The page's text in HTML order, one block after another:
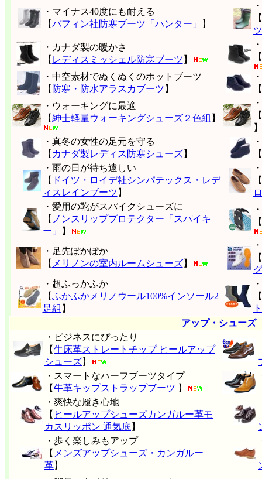
・マイナス40度にも耐える
【バフィン社防寒ブーツ「ハンター」 】
【
ツ
・カナダ製の暖かさ
【 レディスミッシェル防寒ブーツ 】
【
・中空素材でぬくぬくのホットブーツ
【 防寒・防水アラスカブーツ 】
【
・ウォーキングに最適
【紳士軽量ウォーキングシューズ２色組 】
【
】
・真冬の女性の足元を守る
【 カナダ製レディス防寒シューズ】
【
・雨の日が待ち遠しい
【 ドイツ・ロイデ社シンパテックス・レデ
ィスレインブーツ 】
【
・愛用の靴がスパイクシューズに
【 ノンスリッププロテクター「スパイキ
ー」
】
【
・足先ぽかぽか
【 メリノンの室内ルームシューズ】
【
・超ふっかふか
【ふかふかメリノウール100%インソール2
足組 】
【
アップ・シューズ
・ビジネスにぴったり
【牛床革ストレートチップ ヒールアップ
シューズ】
・スマートなハーフブーツタイプ
【牛革キップストラップブーツ 】
・爽快な履き心地
【 ヒールアップシューズカンガルー革モ
カスリッポン 通気底】
・歩く楽しみもアップ
【 メンズアップシューズ・カンガルー
革】